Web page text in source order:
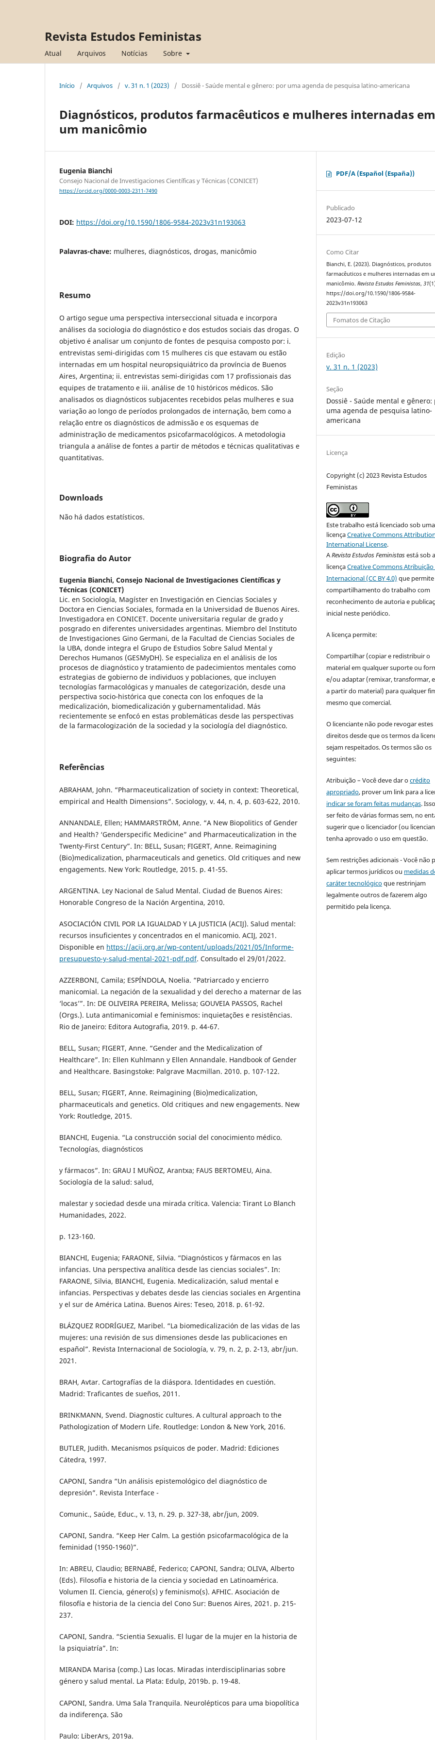
Revista Estudos Feministas
Atual Arquivos Notícias Sobre
Início / Arquivos / v. 31 n. 1 (2023) / Dossiê - Saúde mental e gênero: por uma agenda de pesquisa latino-americana
Diagnósticos, produtos farmacêuticos e mulheres internadas em
um manicômio
Eugenia Bianchi
Consejo Nacional de Investigaciones Científicas y Técnicas (CONICET)
https://orcid.org/0000-0003-2311-7490
DOI: https://doi.org/10.1590/1806-9584-2023v31n193063
Palavras-chave: mulheres, diagnósticos, drogas, manicômio
Resumo
O artigo segue uma perspectiva interseccional situada e incorpora
análises da sociologia do diagnóstico e dos estudos sociais das drogas. O
objetivo é analisar um conjunto de fontes de pesquisa composto por: i.
entrevistas semi-dirigidas com 15 mulheres cis que estavam ou estão
internadas em um hospital neuropsiquiátrico da província de Buenos
Aires, Argentina; ii. entrevistas semi-dirigidas com 17 profissionais das
equipes de tratamento e iii. análise de 10 históricos médicos. São
analisados os diagnósticos subjacentes recebidos pelas mulheres e sua
variação ao longo de períodos prolongados de internação, bem como a
relação entre os diagnósticos de admissão e os esquemas de
administração de medicamentos psicofarmacológicos. A metodologia
triangula a análise de fontes a partir de métodos e técnicas qualitativas e
quantitativas.
Downloads
Não há dados estatísticos.
Biografia do Autor
Eugenia Bianchi, Consejo Nacional de Investigaciones Científicas y
Técnicas (CONICET)
Lic. en Sociología, Magíster en Investigación en Ciencias Sociales y
Doctora en Ciencias Sociales, formada en la Universidad de Buenos Aires.
Investigadora en CONICET. Docente universitaria regular de grado y
posgrado en diferentes universidades argentinas. Miembro del Instituto
de Investigaciones Gino Germani, de la Facultad de Ciencias Sociales de
la UBA, donde integra el Grupo de Estudios Sobre Salud Mental y
Derechos Humanos (GESMyDH). Se especializa en el análisis de los
procesos de diagnóstico y tratamiento de padecimientos mentales como
estrategias de gobierno de individuos y poblaciones, que incluyen
tecnologías farmacológicas y manuales de categorización, desde una
perspectiva socio-histórica que conecta con los enfoques de la
medicalización, biomedicalización y gubernamentalidad. Más
recientemente se enfocó en estas problemáticas desde las perspectivas
de la farmacologización de la sociedad y la sociología del diagnóstico.
Referências
ABRAHAM, John. “Pharmaceuticalization of society in context: Theoretical,
empirical and Health Dimensions”. Sociology, v. 44, n. 4, p. 603-622, 2010.
ANNANDALE, Ellen; HAMMARSTRÖM, Anne. “A New Biopolitics of Gender
and Health? ‘Genderspecific Medicine” and Pharmaceuticalization in the
Twenty-First Century”. In: BELL, Susan; FIGERT, Anne. Reimagining
(Bio)medicalization, pharmaceuticals and genetics. Old critiques and new
engagements. New York: Routledge, 2015. p. 41-55.
ARGENTINA. Ley Nacional de Salud Mental. Ciudad de Buenos Aires:
Honorable Congreso de la Nación Argentina, 2010.
ASOCIACIÓN CIVIL POR LA IGUALDAD Y LA JUSTICIA (ACIJ). Salud mental:
recursos insuficientes y concentrados en el manicomio. ACIJ, 2021.
Disponible en https://acij.org.ar/wp-content/uploads/2021/05/Informe-
presupuesto-y-salud-mental-2021-pdf.pdf. Consultado el 29/01/2022.
AZZERBONI, Camila; ESPÍNDOLA, Noelia. “Patriarcado y encierro
manicomial. La negación de la sexualidad y del derecho a maternar de las
‘locas’”. In: DE OLIVEIRA PEREIRA, Melissa; GOUVEIA PASSOS, Rachel
(Orgs.). Luta antimanicomial e feminismos: inquietações e resistências.
Rio de Janeiro: Editora Autografia, 2019. p. 44-67.
BELL, Susan; FIGERT, Anne. “Gender and the Medicalization of
Healthcare”. In: Ellen Kuhlmann y Ellen Annandale. Handbook of Gender
and Healthcare. Basingstoke: Palgrave Macmillan. 2010. p. 107-122.
BELL, Susan; FIGERT, Anne. Reimagining (Bio)medicalization,
pharmaceuticals and genetics. Old critiques and new engagements. New
York: Routledge, 2015.
BIANCHI, Eugenia. “La construcción social del conocimiento médico.
Tecnologías, diagnósticos
y fármacos”. In: GRAU I MUÑOZ, Arantxa; FAUS BERTOMEU, Aina.
Sociología de la salud: salud,
malestar y sociedad desde una mirada crítica. Valencia: Tirant Lo Blanch
Humanidades, 2022.
p. 123-160.
BIANCHI, Eugenia; FARAONE, Silvia. “Diagnósticos y fármacos en las
infancias. Una perspectiva analítica desde las ciencias sociales”. In:
FARAONE, Silvia, BIANCHI, Eugenia. Medicalización, salud mental e
infancias. Perspectivas y debates desde las ciencias sociales en Argentina
y el sur de América Latina. Buenos Aires: Teseo, 2018. p. 61-92.
BLÁZQUEZ RODRÍGUEZ, Maribel. “La biomedicalización de las vidas de las
mujeres: una revisión de sus dimensiones desde las publicaciones en
español”. Revista Internacional de Sociología, v. 79, n. 2, p. 2-13, abr/jun.
2021.
BRAH, Avtar. Cartografías de la diáspora. Identidades en cuestión.
Madrid: Traficantes de sueños, 2011.
BRINKMANN, Svend. Diagnostic cultures. A cultural approach to the
Pathologization of Modern Life. Routledge: London & New York, 2016.
BUTLER, Judith. Mecanismos psíquicos de poder. Madrid: Ediciones
Cátedra, 1997.
CAPONI, Sandra “Un análisis epistemológico del diagnóstico de
depresión”. Revista Interface -
Comunic., Saúde, Educ., v. 13, n. 29. p. 327-38, abr/jun, 2009.
CAPONI, Sandra. “Keep Her Calm. La gestión psicofarmacológica de la
feminidad (1950-1960)”.
In: ABREU, Claudio; BERNABÉ, Federico; CAPONI, Sandra; OLIVA, Alberto
(Eds). Filosofía e historia de la ciencia y sociedad en Latinoamérica.
Volumen II. Ciencia, género(s) y feminismo(s). AFHIC. Asociación de
filosofía e historia de la ciencia del Cono Sur: Buenos Aires, 2021. p. 215-
237.
CAPONI, Sandra. “Scientia Sexualis. El lugar de la mujer en la historia de
la psiquiatría”. In:
MIRANDA Marisa (comp.) Las locas. Miradas interdisciplinarias sobre
género y salud mental. La Plata: Edulp, 2019b. p. 19-48.
CAPONI, Sandra. Uma Sala Tranquila. Neurolépticos para uma biopolítica
da indiferença. São
Paulo: LiberArs, 2019a.
PDF/A (Español (España))
Publicado
2023-07-12
Como Citar
Bianchi, E. (2023). Diagnósticos, produtos
farmacêuticos e mulheres internadas em
manicômio.Revista Estudos Feministas,31
https://doi.org/10.1590/1806-9584-
2023v31n193063
Fomatos de Citação
Edição
v. 31 n. 1 (2023)
Seção
Dossiê - Saúde mental e gênero:
uma agenda de pesquisa latino-
americana
Licença
Copyright (c) 2023 Revista Estudos
Feministas
Este trabalho está licenciado sob uma
licençaCreative Commons
International License.
ARevista Estudos Feministasestá sob
licençaCreative Commons Atribuição
Internacional (CC BY 4.0) que
compartilhamento do trabalho com
reconhecimento de autoria e
inicial neste periódico.
A licença permite:
Compartilhar (copiar e redistribuir o
material em qualquer suporte ou
e/ou adaptar (remixar, transformar,
a partir do material) para qualquer
mesmo que comercial.
O licenciante não pode revogar estes
direitos desde que os termos da
sejam respeitados. Os termos são os
seguintes:
Atribuição – Você deve dar ocrédito
apropriado, prover um link para a
indicar se foram feitas mudanças.
ser feito de várias formas sem, no
sugerir que o licenciador (ou
tenha aprovado o uso em questão.
Sem restrições adicionais - Você não
aplicar termos jurídicos ou medidas
caráter tecnológicoque restrinjam
legalmente outros de fazerem algo
permitido pela licença.